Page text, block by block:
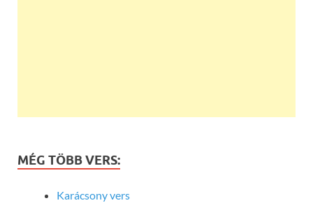
MÉG TÖBB VERS:
Karácsony vers